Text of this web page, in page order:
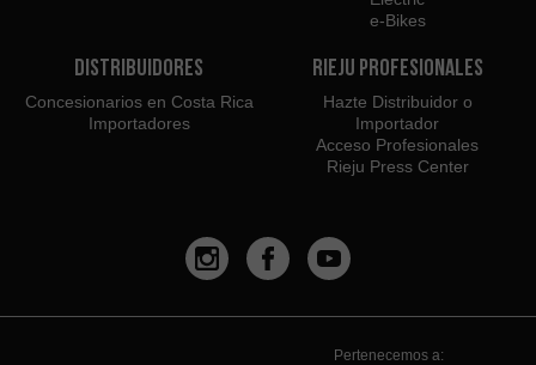
e-Bikes
Distribuidores
Concesionarios en Costa Rica
Importadores
Rieju Profesionales
Hazte Distribuidor o
Importador
Acceso Profesionales
Rieju Press Center
Pertenecemos a: